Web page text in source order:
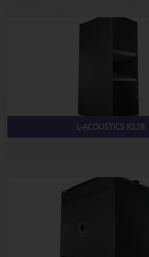
L-ACOUSTICS KS28